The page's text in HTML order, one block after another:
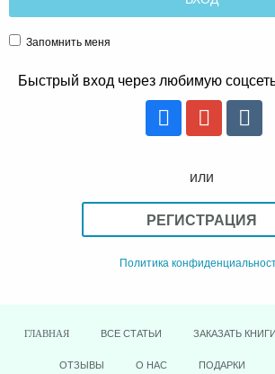
Запомнить меня
Быстрый вход через любимую
или
РЕГИСТРАЦИЯ
Политика
ГЛАВНАЯ ВСЕ СТАТЬИ ЗАКАЗАТЬ КНИГИ
ОТЗЫВЫ О НАС ПОДАРКИ